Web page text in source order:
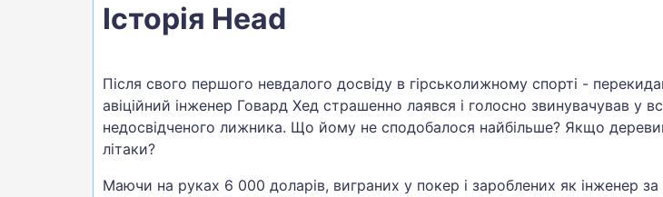
Історія Head
Після свого першого невдалого досвіду в гірськолижному спорті -
авіційний інженер Говард Хед страшенно лаявся і голосно звинувачував у
недосвідченого лижника. Що йому не сподобалося найбільше? Якщо
літаки?
Маючи на руках 6 000 доларів, виграних у покер і зароблених як інженер